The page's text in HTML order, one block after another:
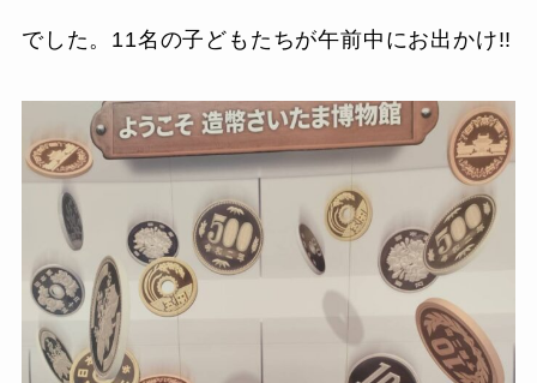
でした。11名の子どもたちが午前中にお出かけ!!